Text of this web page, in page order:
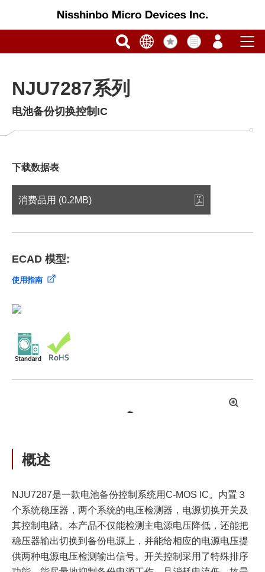
NJU7287系列
电池备份切换控制IC
下载数据表
消费品用 (0.2MB)
ECAD 模型:
使用指南
拡
概述
NJU7287是一款电池备份控制系统用C-MOS IC。内置３
个系统稳压器，两个系统的电压检测器，电源切换开关及
其控制电路。本产品不仅能检测主电源电压降低，还能把
稳压器输出切换到备份电源上，并能给相应的电源电压提
供两种电源电压检测输出信号。开关控制采用了特殊排序